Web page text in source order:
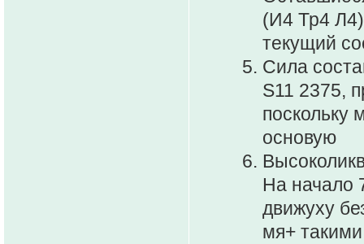
(И4 Тр4
текущий
Сила
S11 2375,
поскольку
основую
На начало
движуху
мя+